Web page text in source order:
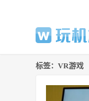
标签：VR游戏